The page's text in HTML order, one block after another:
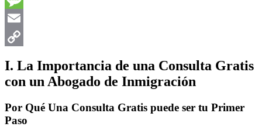
Link
I. La Importancia de una Consulta Gratis
con un Abogado de Inmigración
Por Qué Una Consulta Gratis puede ser tu Primer
Paso